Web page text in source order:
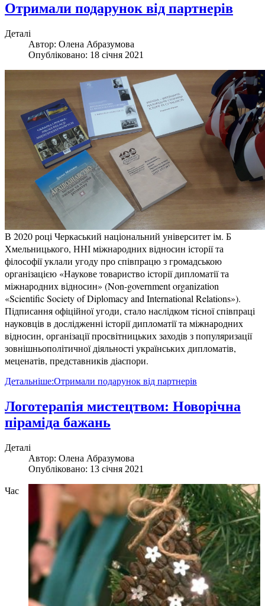
Отримали подарунок від партнерів
Деталі
Автор: Олена Абразумова
Опубліковано: 18 січня 2021
В 2020 році Черкаський національний університет ім. Б
Хмельницького, ННІ міжнародних відносин історії та
філософії уклали угоду про співпрацю з громадською
організацією «Наукове товариство історії дипломатії та
міжнародних відносин» (Non-government organization
«Scientific Society of Diplomacy and International Relations»).
Підписання офіційної угоди, стало наслідком тісної співпраці
науковців в дослідженні історії дипломатії та міжнародних
відносин, організації просвітницьких заходів з популяризації
зовнішньополітичної діяльності українських дипломатів,
меценатів, представників діаспори.
Детальніше:Отримали подарунок від партнерів
Логотерапія мистецтвом: Новорічна
піраміда бажань
Деталі
Автор: Олена Абразумова
Опубліковано: 13 січня 2021
Час